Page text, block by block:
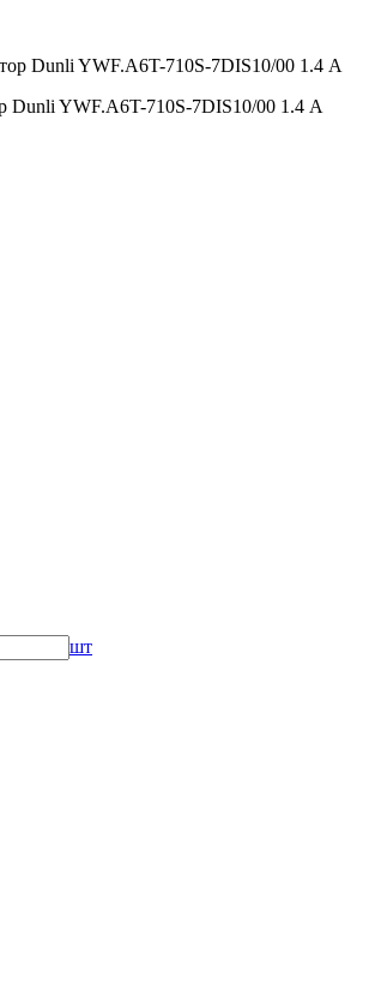
Dunli YWF.A6T-710S-7DIS10/00 1.4 А
шт